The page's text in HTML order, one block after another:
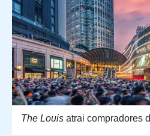
The Louis atrai compradores